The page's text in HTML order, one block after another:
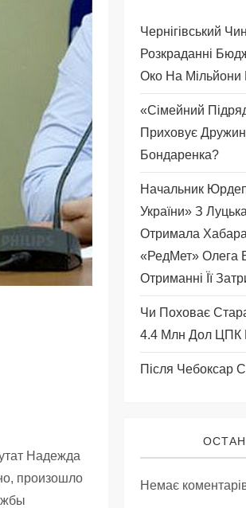
Надежда
произошло
Чернігівський
Розкраданні
Око На Мільйони
«Сімейний
Приховує
Бондаренка?
Начальник
України» З
Отримала
«РедМет» Олега
Отриманні Її
Чи Поховає
4.4 Млн Дол ЦПК
Після Чебоксар
Немає